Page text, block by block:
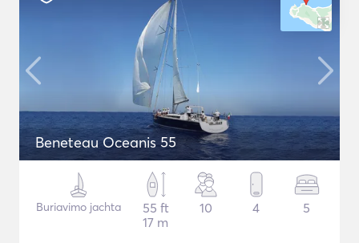
Beneteau Oceanis 55
Buriavimo jachta
55 ft
17 m
10 4 5